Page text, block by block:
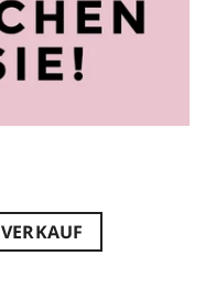
VERKAUF